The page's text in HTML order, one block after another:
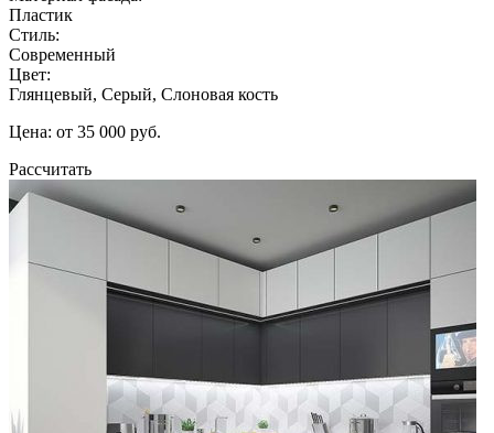
Пластик
Стиль:
Современный
Цвет:
Глянцевый, Серый, Слоновая кость
Цена: от 35 000 руб.
Рассчитать